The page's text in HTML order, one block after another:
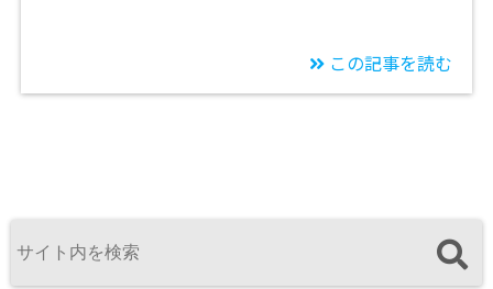
この記事を読む